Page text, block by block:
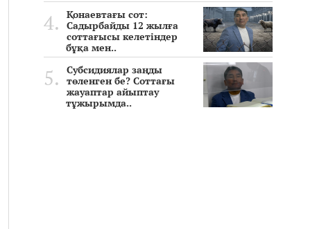
Қонаевтағы сот:
Садырбайды 12 жылға
соттағысы келетіндер
бұқа мен..
Субсидиялар заңды
төленген бе? Соттағы
жауаптар айыптау
тұжырымда..